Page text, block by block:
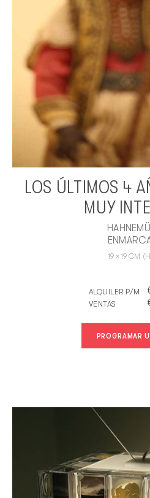
LOS ÚLTIMOS 4
MUY
19 × 19 CM
ALQUILER P/M
VENTAS
PROGRAMAR